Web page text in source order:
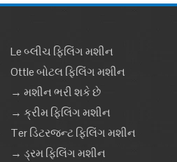
Le બ્લીચ ફિલિંગ મશીન
Ottle બોટલ ફિલિંગ મશીન
→ મશીન ભરી શકે છે
→ ક્રીમ ફિલિંગ મશીન
Ter ડિટરજન્ટ ફિલિંગ મશીન
→ ડ્રમ ફિલિંગ મશીન